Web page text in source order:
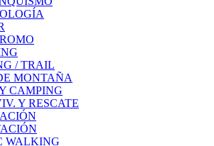
/ TRAIL
MONTAÑA
CAMPING
Y RESCATE
WALKING